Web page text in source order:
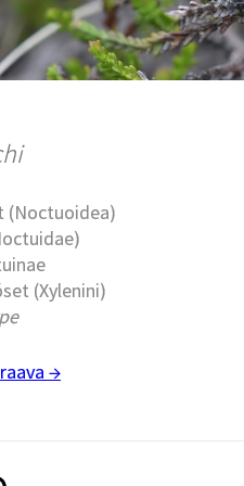
(Noctuoidea)
(Xylenini)
→